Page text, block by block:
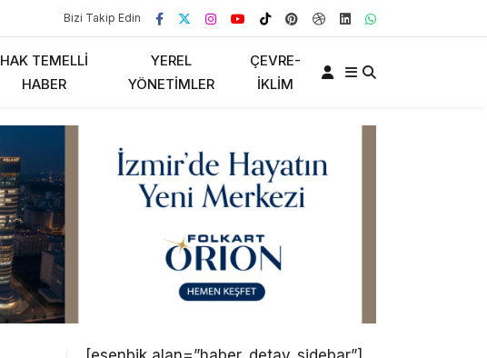
Bizi Takip Edin
HAK TEMELLI
HABER
YEREL
YÖNETIMLER
ÇEVRE-
İKLIM